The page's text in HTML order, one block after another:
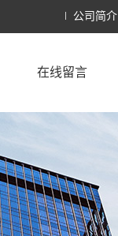
公司简介
在线留言